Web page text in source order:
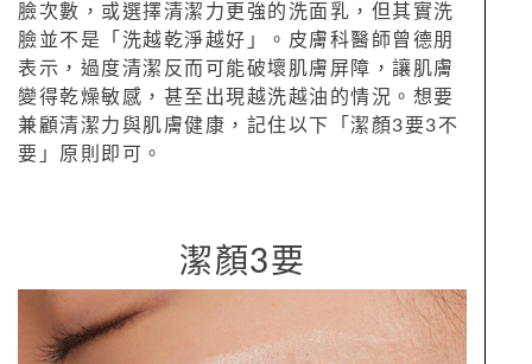
臉次數，或選擇清潔力更強的洗面乳，但其實洗
臉並不是「洗越乾淨越好」。皮膚科醫師曾德朋
表示，過度清潔反而可能破壞肌膚屏障，讓肌膚
變得乾燥敏感，甚至出現越洗越油的情況。想要
兼顧清潔力與肌膚健康，記住以下「潔顏3要3不
要」原則即可。
潔顏3要